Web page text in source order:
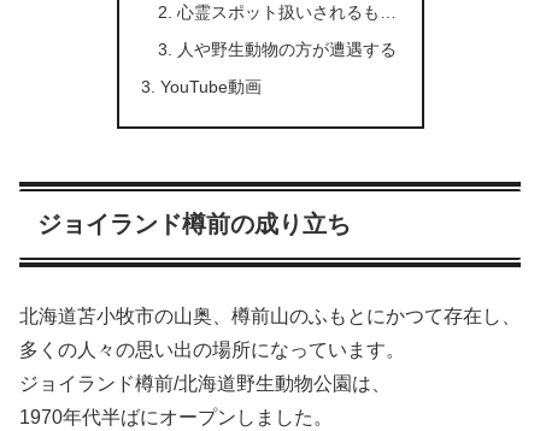
心霊スポット扱いされるも…
人や野生動物の方が遭遇する
YouTube動画
ジョイランド樽前の成り立ち
北海道苫小牧市の山奥、樽前山のふもとにかつて存在し、
多くの人々の思い出の場所になっています。
ジョイランド樽前/北海道野生動物公園は、
1970年代半ばにオープンしました。